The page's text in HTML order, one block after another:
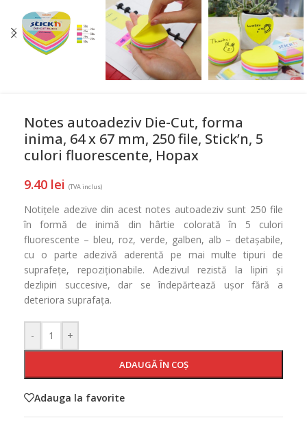
Notes autoadeziv Die-Cut, forma
inima, 64 x 67 mm, 250 file, Stick’n, 5
culori fluorescente, Hopax
9.40 lei (TVA inclus)
Notițele adezive din acest notes autoadeziv sunt 250 file
în formă de inimă din hârtie colorată în 5 culori
fluorescente – bleu, roz, verde, galben, alb – detașabile,
cu o parte adezivă aderentă pe mai multe tipuri de
suprafețe, repoziționabile. Adezivul rezistă la lipiri și
dezlipiri succesive, dar se îndepărtează ușor fără a
deteriora suprafața.
- +
ADAUGĂ ÎN COȘ
Adauga la favorite